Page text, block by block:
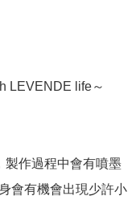
LEVENDE life～
製作過程中會有噴墨
會有機會出現少許小